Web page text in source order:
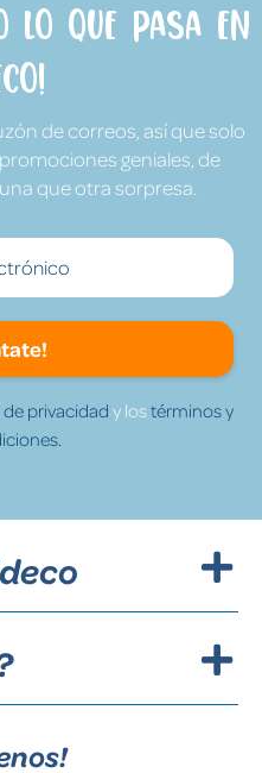
lo que pasa en
de correos, así que solo
geniales, de
que otra sorpresa.
privacidad y lostérminos y